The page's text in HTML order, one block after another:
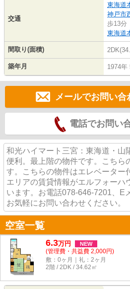
交通
東海道
神戸市
歩13分
東海道
間取り(面積)
築年月 1974年
メールでお問い合
電話でお問い
和光ハイマート三宮：東海道・山
便利。最上階の物件です。こちら
す。こちらの物件はエレベーター
エリアの賃貸情報がエルフォーハ
います。お電話078-646-7201、E
お気軽にお問い合わせください。
空室一覧
6.3万円 NEW
(管理費・共益費 2,000円)
敷：0ヶ月｜礼：2ヶ月
2階 / 2DK / 34.62㎡